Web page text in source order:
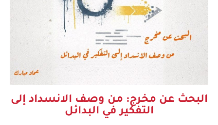
البحث عن مخرج: من وصف الانسداد إلى
التفكير في البدائل